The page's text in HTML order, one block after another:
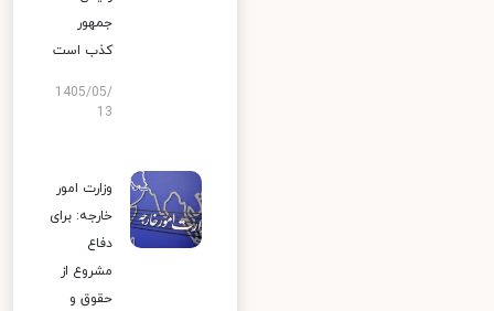
جمهور
کذب است
1405/05/
13
وزارت امور
خارجه: برای
دفاع
مشروع از
حقوق و